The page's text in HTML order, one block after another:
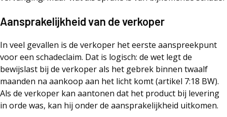
Aansprakelijkheid van de verkoper
In veel gevallen is de verkoper het eerste aanspreekpunt
voor een schadeclaim. Dat is logisch: de wet legt de
bewijslast bij de verkoper als het gebrek binnen twaalf
maanden na aankoop aan het licht komt (artikel 7:18 BW).
Als de verkoper kan aantonen dat het product bij levering
in orde was, kan hij onder de aansprakelijkheid uitkomen.